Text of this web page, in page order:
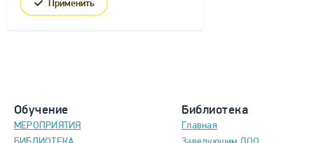
Применить
Обучение
МЕРОПРИЯТИЯ
Библиотека
Главная